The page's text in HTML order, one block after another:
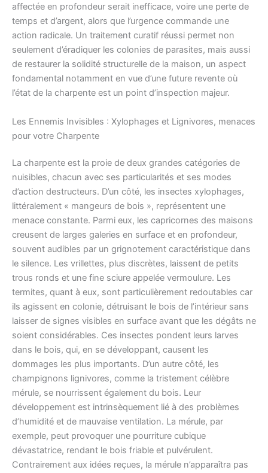
affectée en profondeur serait inefficace, voire une perte de
temps et d’argent, alors que l’urgence commande une
action radicale. Un traitement curatif réussi permet non
seulement d’éradiquer les colonies de parasites, mais aussi
de restaurer la solidité structurelle de la maison, un aspect
fondamental notamment en vue d’une future revente où
l’état de la charpente est un point d’inspection majeur.
Les Ennemis Invisibles : Xylophages et Lignivores, menaces
pour votre Charpente
La charpente est la proie de deux grandes catégories de
nuisibles, chacun avec ses particularités et ses modes
d’action destructeurs. D’un côté, les insectes xylophages,
littéralement « mangeurs de bois », représentent une
menace constante. Parmi eux, les capricornes des maisons
creusent de larges galeries en surface et en profondeur,
souvent audibles par un grignotement caractéristique dans
le silence. Les vrillettes, plus discrètes, laissent de petits
trous ronds et une fine sciure appelée vermoulure. Les
termites, quant à eux, sont particulièrement redoutables car
ils agissent en colonie, détruisant le bois de l’intérieur sans
laisser de signes visibles en surface avant que les dégâts ne
soient considérables. Ces insectes pondent leurs larves
dans le bois, qui, en se développant, causent les
dommages les plus importants. D’un autre côté, les
champignons lignivores, comme la tristement célèbre
mérule, se nourrissent également du bois. Leur
développement est intrinsèquement lié à des problèmes
d’humidité et de mauvaise ventilation. La mérule, par
exemple, peut provoquer une pourriture cubique
dévastatrice, rendant le bois friable et pulvérulent.
Contrairement aux idées reçues, la mérule n’apparaîtra pas